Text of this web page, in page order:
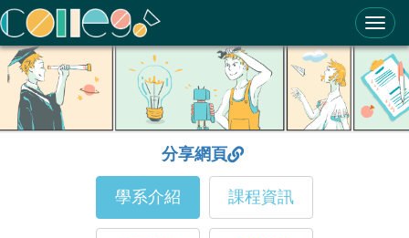
ColleGo! 大學選才與高中育才輔助系統
分享網頁
學系介紹 課程資訊